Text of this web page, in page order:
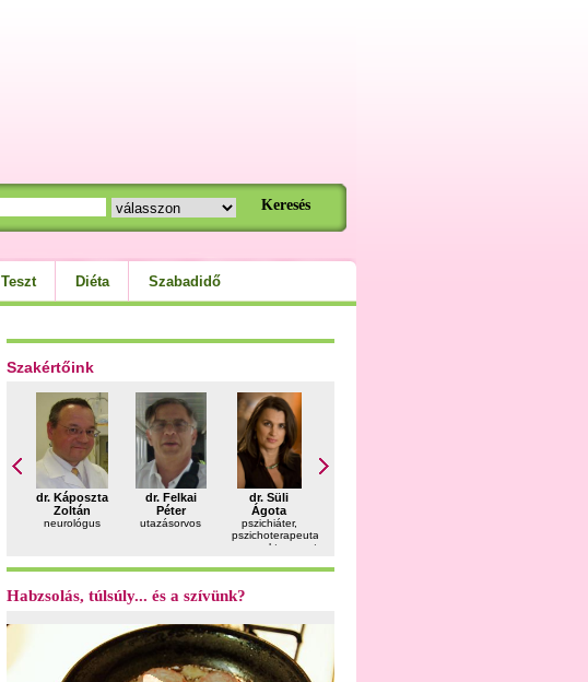
Teszt Diéta Szabadidő
Szakértőink
dr. Káposzta
Zoltán
neurológus
dr. Felkai
Péter
utazásorvos
dr. Süli
Ágota
pszichiáter,
pszichoterapeuta,
gyermekterapeuta
Habzsolás, túlsúly... és a szívünk?